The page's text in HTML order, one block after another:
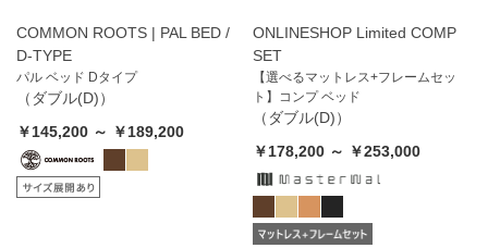
COMMON ROOTS | PAL BED /
D-TYPE
パル ベッド Dタイプ
（ダブル(D)）
￥145,200 ～ ￥189,200
ONLINESHOP Limited COMP
SET
【選べるマットレス+フレームセッ
ト】コンプ ベッド
（ダブル(D)）
￥178,200 ～ ￥253,000